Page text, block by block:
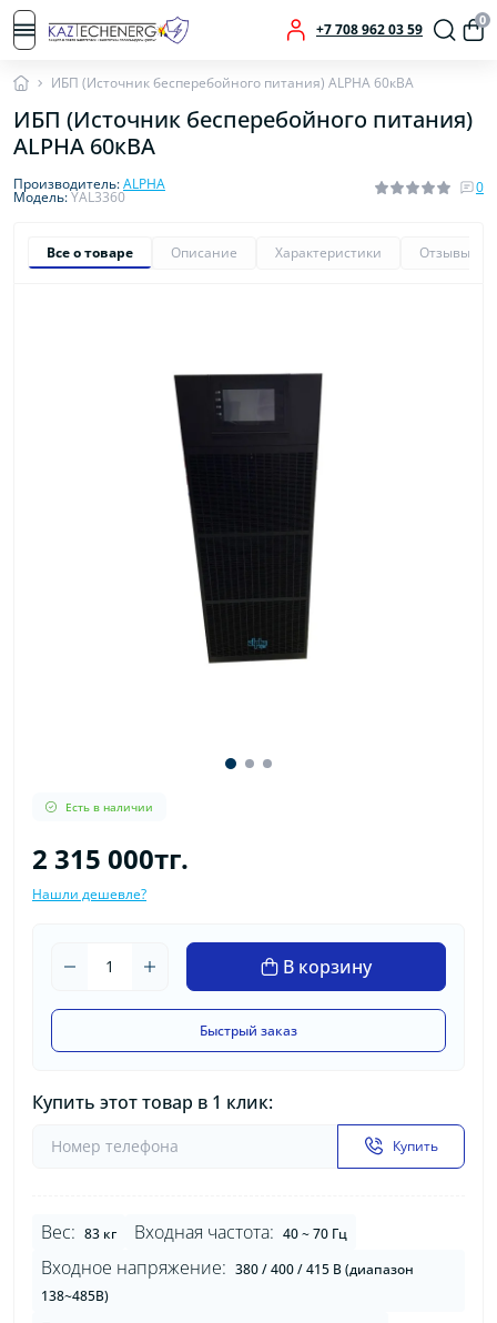
+7 708 962 03 59
0
ИБП (Источник бесперебойного питания) ALPHA 60кВА
ИБП (Источник бесперебойного питания)
ALPHA 60кВА
Производитель:ALPHA
Модель:YAL3360
0
Все о товаре Описание Характеристики Отзывы
Есть в наличии
2 315 000тг.
Нашли дешевле?
В корзину
Быстрый заказ
Купить этот товар в 1 клик:
Купить
Вес: 83 кг Входная частота: 40 ~ 70 Гц
Входное напряжение: 380 / 400 / 415 В (диапазон
138~485В)